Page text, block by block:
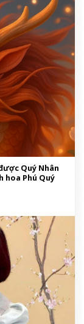
Quý Nhân
hoa Phú Quý